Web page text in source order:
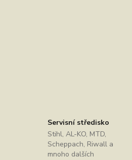
Servisní středisko
Stihl, AL-KO, MTD,
Scheppach, Riwall a
mnoho dalších